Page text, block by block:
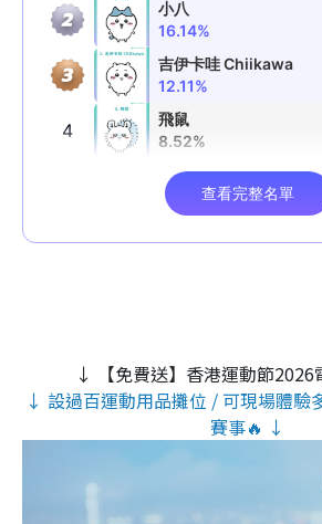
↓ 【免費送】香港運動節2026
↓ 設過百運動用品攤位 / 可現場體驗
賽事🔥 ↓